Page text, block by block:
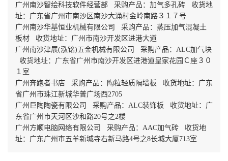
广州南沙智绘科技软件经营部 采购产品：加气多孔砖 收货地
址：广东省广州市南沙区南沙大涌村金岭南路３１７号
广州南沙华基恒业机械有限公司 采购产品：蒸压加气混凝土
板材 收货地址：广州市南沙开发区进港大道
广州南沙津展(泓铭)五金机械有限公司 采购产品：ALC加气块
收货地址：广东省广州市南沙开发区进港道皇家花园Ｃ座３０
１室
广州奔跑者书店 采购产品：陶粒轻质隔墙板 收货地址：广东
省广州市珠江新城华普广场西2705
广州巨陶陶瓷有限公司 采购产品：ALC装饰板 收货地址：广
东省广州市天河区沙和路20号之2楼
广州方顺电脑网络有限公司 采购产品：AAC加气砖 收货地
址：广东广州市五羊新城寺右新马路4号之8长城大厦713室